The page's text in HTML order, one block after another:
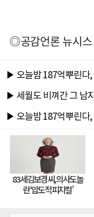
◎공감언론 뉴시스